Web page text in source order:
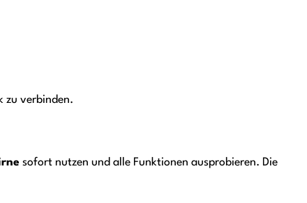
zu verbinden.
sofort nutzen und alle Funktionen ausprobieren. Die